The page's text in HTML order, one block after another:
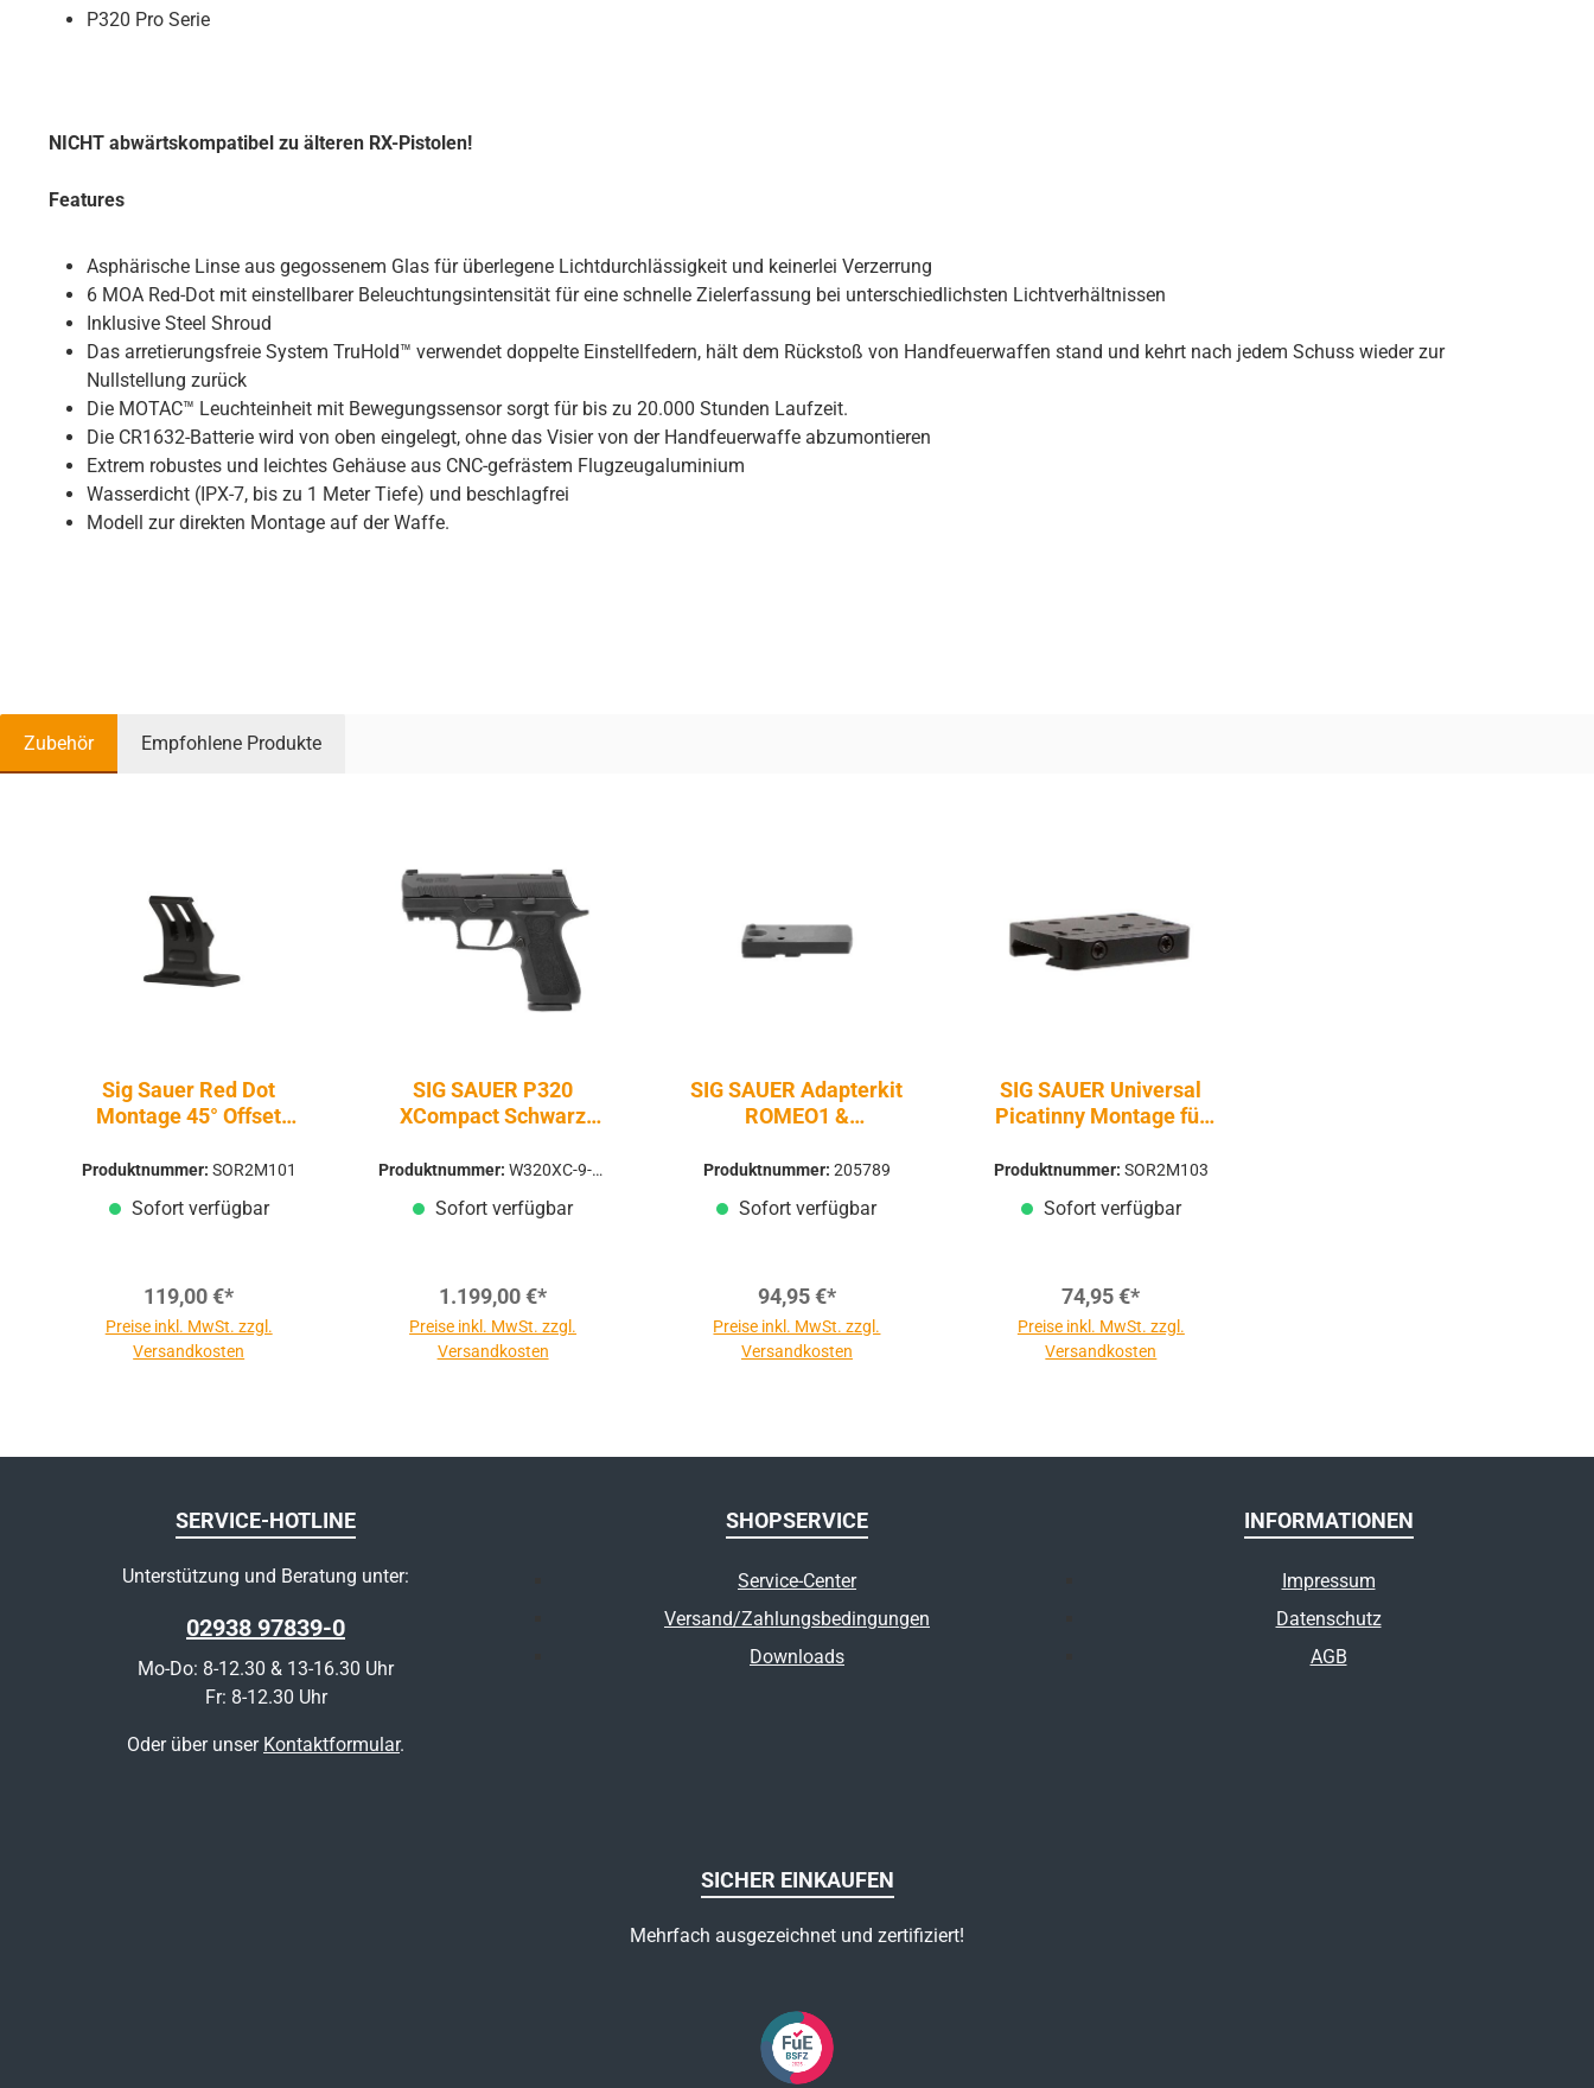
P320 Pro Serie
NICHT abwärtskompatibel zu älteren RX-Pistolen!
Features
Asphärische Linse aus gegossenem Glas für überlegene Lichtdurchlässigkeit und keinerlei Verzerrung
6 MOA Red-Dot mit einstellbarer Beleuchtungsintensität für eine schnelle Zielerfassung bei unterschiedlichsten Lichtverhältnissen
Inklusive Steel Shroud
Das arretierungsfreie System TruHold™ verwendet doppelte Einstellfedern, hält dem Rückstoß von Handfeuerwaffen stand und kehrt nach jedem Schuss wieder zur
Nullstellung zurück
Die MOTAC™ Leuchteinheit mit Bewegungssensor sorgt für bis zu 20.000 Stunden Laufzeit.
Die CR1632-Batterie wird von oben eingelegt, ohne das Visier von der Handfeuerwaffe abzumontieren
Extrem robustes und leichtes Gehäuse aus CNC-gefrästem Flugzeugaluminium
Wasserdicht (IPX-7, bis zu 1 Meter Tiefe) und beschlagfrei
Modell zur direkten Montage auf der Waffe.
Zubehör Empfohlene Produkte
Sig Sauer Red Dot
Montage 45° Offset
Produktnummer: SOR2M101
Sofort verfügbar
119,00 €*
Preise inkl. MwSt. zzgl.
Versandkosten
SIG SAUER P320
XCompact Schwarz
Selbstladepistole
Produktnummer:W320XC-9-B-
Sofort verfügbar
1.199,00 €*
Preise inkl. MwSt. zzgl.
Versandkosten
SIG SAUER Adapterkit
ROMEO1 &
Serie | schwarz
Produktnummer: 205789
Sofort verfügbar
94,95 €*
Preise inkl. MwSt. zzgl.
Versandkosten
SIG SAUER Universal
Picatinny Montage für
Produktnummer: SOR2M103
Sofort verfügbar
74,95 €*
Preise inkl. MwSt. zzgl.
Versandkosten
SERVICE-HOTLINE
Unterstützung und Beratung unter:
02938 97839-0
Mo-Do: 8-12.30 & 13-16.30 Uhr
Fr: 8-12.30 Uhr
Oder über unser Kontaktformular.
SHOPSERVICE
Service-Center
Versand/Zahlungsbedingungen
Downloads
INFORMATIONEN
Impressum
Datenschutz
AGB
SICHER EINKAUFEN
Mehrfach ausgezeichnet und zertifiziert!